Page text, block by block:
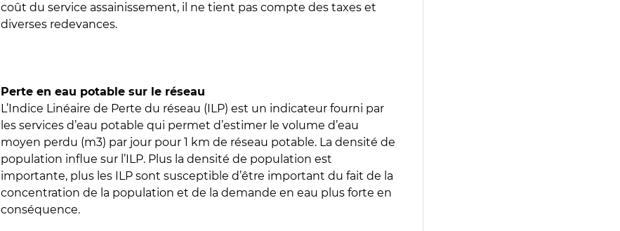
coût du service assainissement, il ne tient pas compte des taxes et
diverses redevances.
Perte en eau potable sur le réseau
L’Indice Linéaire de Perte du réseau (ILP) est un indicateur fourni par
les services d’eau potable qui permet d’estimer le volume d’eau
moyen perdu (m3) par jour pour 1 km de réseau potable. La densité de
population influe sur l’ILP. Plus la densité de population est
importante, plus les ILP sont susceptible d’être important du fait de la
concentration de la population et de la demande en eau plus forte en
conséquence.